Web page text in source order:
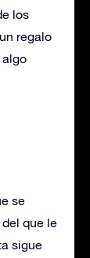
los
regalo
algo
se
que le
sigue